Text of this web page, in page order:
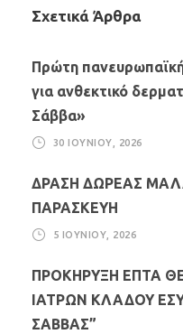
Σχετικά Άρθρα
Πρώτη
για ανθεκτικό
Σάββα»
30 ΙΟΥΝΊΟΥ, 2026
ΔΡΑΣΗ ΔΩΡΕΑΣ
ΠΑΡΑΣΚΕΥΗ
5 ΙΟΥΝΊΟΥ, 2026
ΠΡΟΚΗΡΥΞΗ ΕΠΤΑ
ΙΑΤΡΩΝ ΚΛΑΔΟΥ
ΣΑΒΒΑΣ”